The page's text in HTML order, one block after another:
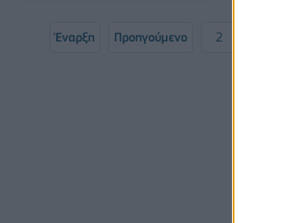
Έναρξη Προηγούμενο 2